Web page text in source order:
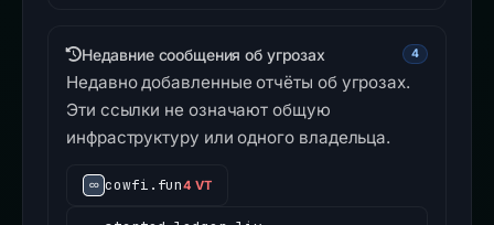
Недавние сообщения об угрозах 4
Недавно добавленные отчёты об угрозах.
Эти ссылки не означают общую
инфраструктуру или одного владельца.
cowfi.fun4 VT